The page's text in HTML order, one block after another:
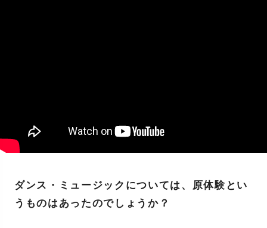
ダンス・ミュージックについては、原体験とい
うものはあったのでしょうか？